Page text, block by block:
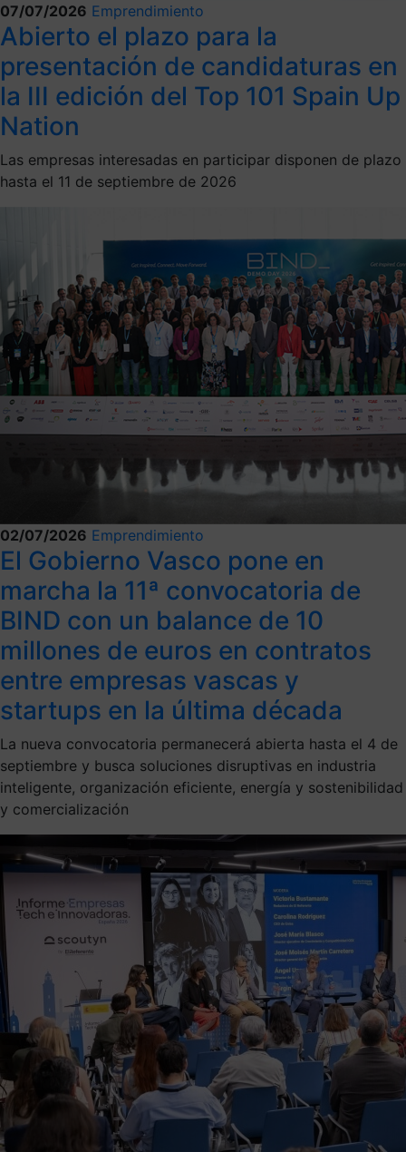
07/07/2026 Emprendimiento
Abierto el plazo para la
presentación de candidaturas en
la III edición del Top 101 Spain Up
Nation
Las empresas interesadas en participar disponen de plazo
hasta el 11 de septiembre de 2026
02/07/2026 Emprendimiento
El Gobierno Vasco pone en
marcha la 11ª convocatoria de
BIND con un balance de 10
millones de euros en contratos
entre empresas vascas y
startups en la última década
La nueva convocatoria permanecerá abierta hasta el 4 de
septiembre y busca soluciones disruptivas en industria
inteligente, organización eficiente, energía y sostenibilidad
y comercialización